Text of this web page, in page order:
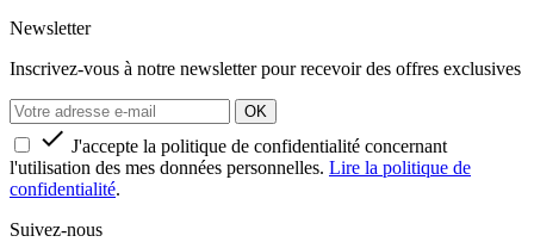
Newsletter
Inscrivez-vous à notre newsletter pour recevoir des offres exclusives
 J'accepte la politique de confidentialité concernant
l'utilisation des mes données personnelles. Lire la politique de
confidentialité.
Suivez-nous